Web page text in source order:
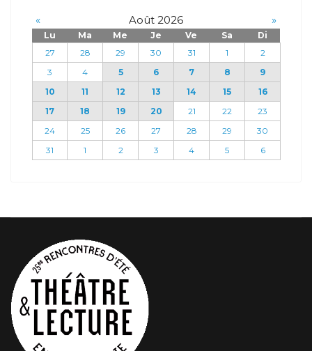
« Août 2026 »
Lu Ma Me Je Ve Sa
Di
27
28 29 30 31 1
2
3
4 5 6 7 8
9
10
11 12 13 14 15
16
17
18 19 20 21 22
23
24
25 26 27 28 29
30
31
1 2 3 4 5 6